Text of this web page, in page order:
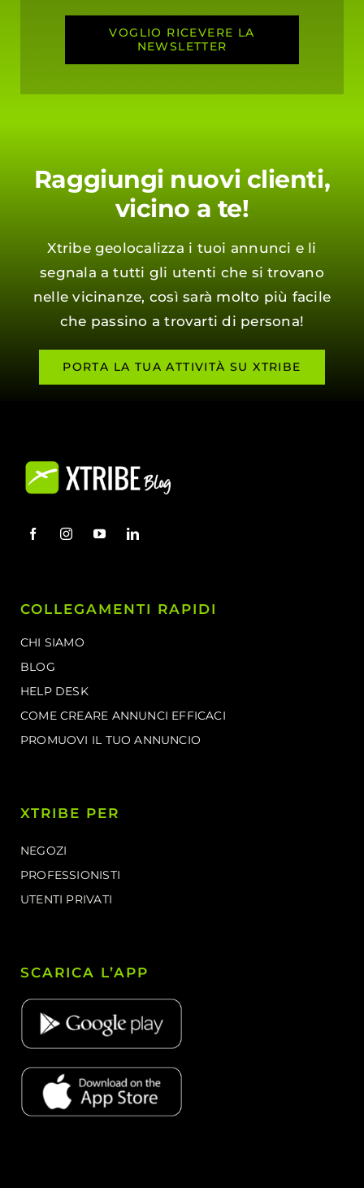
VOGLIO RICEVERE LA
NEWSLETTER
Raggiungi nuovi clienti,
vicino a te!
Xtribe geolocalizza i tuoi annunci e li
segnala a tutti gli utenti che si trovano
nelle vicinanze, così sarà molto più facile
che passino a trovarti di persona!
PORTA LA TUA ATTIVITÀ SU XTRIBE
COLLEGAMENTI RAPIDI
CHI SIAMO
BLOG
HELP DESK
COME CREARE ANNUNCI EFFICACI
PROMUOVI IL TUO ANNUNCIO
XTRIBE PER
NEGOZI
PROFESSIONISTI
UTENTI PRIVATI
SCARICA L’APP